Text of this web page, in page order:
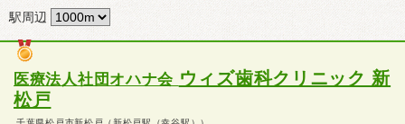
駅周辺
医療法人社団オハナ会 ウィズ歯科クリニック 新
松戸